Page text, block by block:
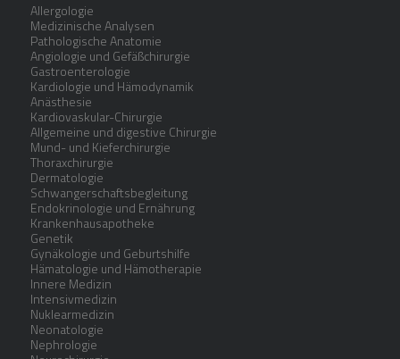
Allergologie
Medizinische Analysen
Pathologische Anatomie
Angiologie und Gefäßchirurgie
Gastroenterologie
Kardiologie und Hämodynamik
Anästhesie
Kardiovaskular-Chirurgie
Allgemeine und digestive Chirurgie
Mund- und Kieferchirurgie
Thoraxchirurgie
Dermatologie
Schwangerschaftsbegleitung
Endokrinologie und Ernährung
Krankenhausapotheke
Genetik
Gynäkologie und Geburtshilfe
Hämatologie und Hämotherapie
Innere Medizin
Intensivmedizin
Nuklearmedizin
Neonatologie
Nephrologie